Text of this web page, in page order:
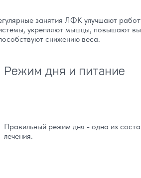
занятия ЛФК улучшают
укрепляют мышцы, повышают
снижению веса.
Режим дня и питание
Правильный режим дня - одна из
лечения.